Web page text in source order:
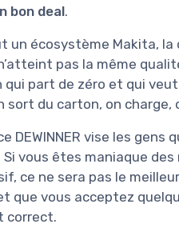
bon deal.
un écosystème Makita,
pas la même
qui part de zéro et qui
sort du carton, on charge,
DEWINNER vise les gens
Si vous êtes maniaque
ce ne sera pas le
que vous acceptez
correct.